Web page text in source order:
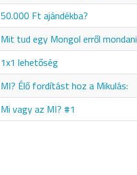
50.000 Ft ajándékba?
Mit tud egy Mongol erről mondani
1x1 lehetőség
MI? Élő fordítást hoz a Mikulás:
Mi vagy az MI? #1